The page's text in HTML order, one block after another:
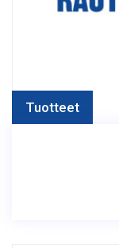
Tuotteet